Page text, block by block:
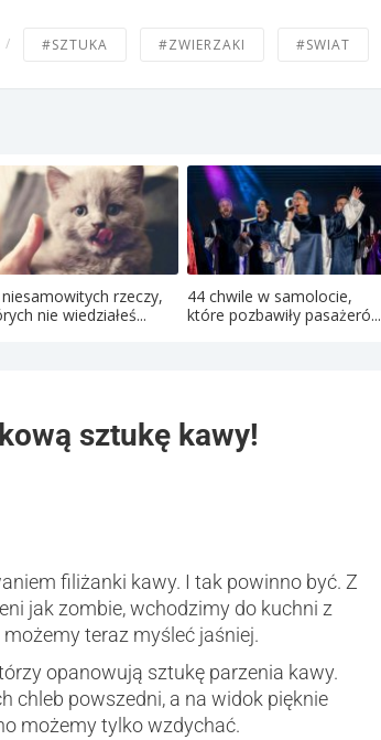
/ #SZTUKA #ZWIERZAKI #SWIAT
rzeczy,
nie wiedziałeś...
44 chwile w samolocie,
które pozbawiły pasażeró...
sztukę kawy!
filiżanki kawy. I tak powinno być. Z
jak zombie, wchodzimy do kuchni z
teraz myśleć jaśniej.
opanowują sztukę parzenia kawy.
chleb powszedni, a na widok pięknie
możemy tylko wzdychać.